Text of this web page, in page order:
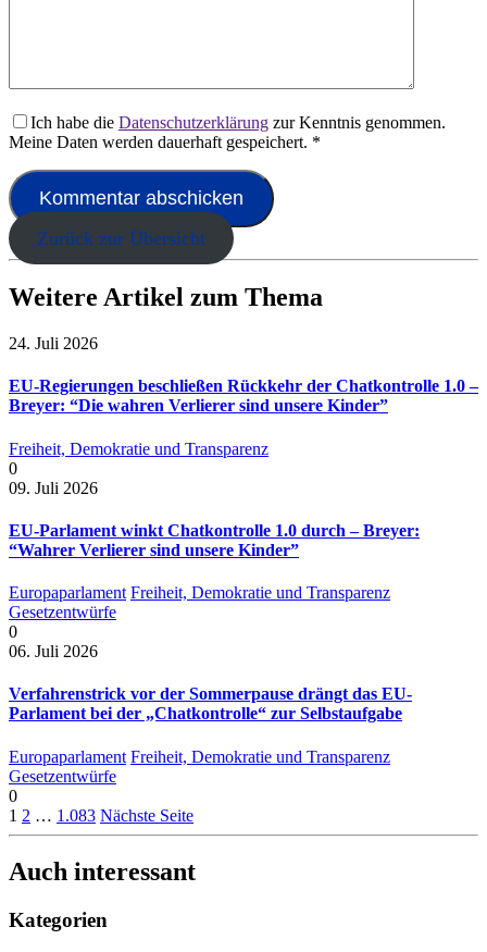
Ich habe die Datenschutzerklärung zur Kenntnis genommen.
Meine Daten werden dauerhaft gespeichert. *
Zurück zur Übersicht
Weitere Artikel zum Thema
24. Juli 2026
EU-Regierungen beschließen Rückkehr der Chatkontrolle 1.0 –
Breyer: “Die wahren Verlierer sind unsere Kinder”
Freiheit, Demokratie und Transparenz
0
09. Juli 2026
EU-Parlament winkt Chatkontrolle 1.0 durch – Breyer:
“Wahrer Verlierer sind unsere Kinder”
Europaparlament Freiheit, Demokratie und Transparenz
Gesetzentwürfe
0
06. Juli 2026
Verfahrenstrick vor der Sommerpause drängt das EU-
Parlament bei der „Chatkontrolle“ zur Selbstaufgabe
Europaparlament Freiheit, Demokratie und Transparenz
Gesetzentwürfe
0
1 2 … 1.083 Nächste Seite
Auch interessant
Kategorien